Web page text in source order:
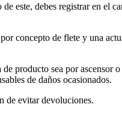
este, debes registrar en el
concepto de flete y una
producto sea por
de daños ocasionados.
de evitar devoluciones.